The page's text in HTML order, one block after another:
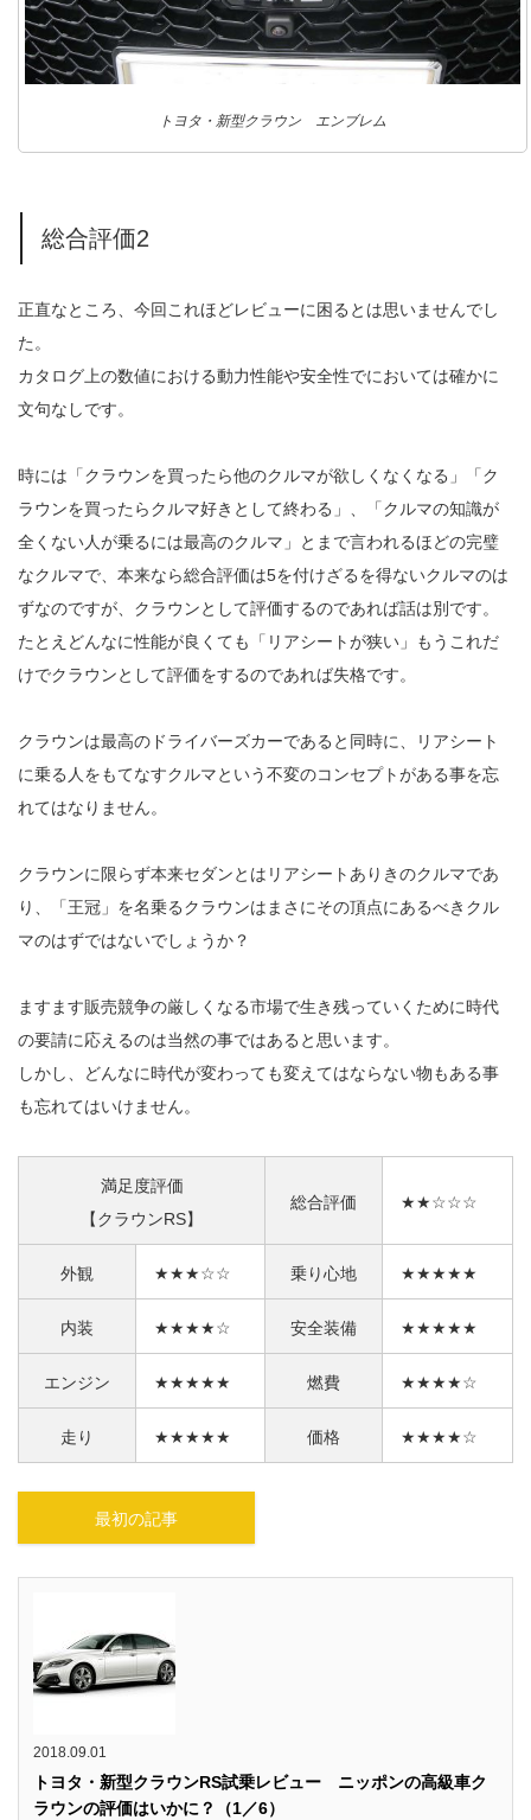
トヨタ・新型クラウン エンブレム
総合評価2
正直なところ、今回これほどレビューに困るとは思いませんでし
た。
カタログ上の数値における動力性能や安全性でにおいては確かに
文句なしです。
時には「クラウンを買ったら他のクルマが欲しくなくなる」「ク
ラウンを買ったらクルマ好きとして終わる」、「クルマの知識が
全くない人が乗るには最高のクルマ」とまで言われるほどの完璧
なクルマで、本来なら総合評価は5を付けざるを得ないクルマのは
ずなのですが、クラウンとして評価するのであれば話は別です。
たとえどんなに性能が良くても「リアシートが狭い」もうこれだ
けでクラウンとして評価をするのであれば失格です。
クラウンは最高のドライバーズカーであると同時に、リアシート
に乗る人をもてなすクルマという不変のコンセプトがある事を忘
れてはなりません。
クラウンに限らず本来セダンとはリアシートありきのクルマであ
り、「王冠」を名乗るクラウンはまさにその頂点にあるべきクル
マのはずではないでしょうか？
ますます販売競争の厳しくなる市場で生き残っていくために時代
の要請に応えるのは当然の事ではあると思います。
しかし、どんなに時代が変わっても変えてはならない物もある事
も忘れてはいけません。
満足度評価
【クラウンRS】
総合評価 ★★☆☆☆
外観 ★★★☆☆ 乗り心地 ★★★★★
内装 ★★★★☆ 安全装備 ★★★★★
エンジン ★★★★★ 燃費 ★★★★☆
走り ★★★★★ 価格 ★★★★☆
最初の記事
2018.09.01
トヨタ・新型クラウンRS試乗レビュー ニッポンの高級車ク
ラウンの評価はいかに？（1／6）